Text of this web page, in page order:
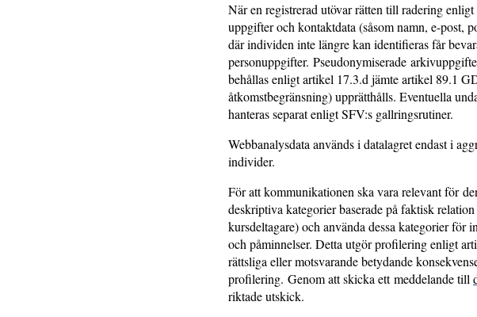
När en registrerad utövar rätten till radering
uppgifter och kontaktdata (såsom namn, e-post,
där individen inte längre kan identifieras får
personuppgifter. Pseudonymiserade
behållas enligt artikel 17.3.d jämte artikel 89.1
åtkomstbegränsning) upprätthålls. Eventuella
hanteras separat enligt SFV:s gallringsrutiner.
Webbanalysdata används i datalagret endast i
individer.
För att kommunikationen ska vara relevant för
deskriptiva kategorier baserade på faktisk
kursdeltagare) och använda dessa kategorier
och påminnelser. Detta utgör profilering enligt
rättsliga eller motsvarande betydande
profilering. Genom att skicka ett meddelande till
riktade utskick.